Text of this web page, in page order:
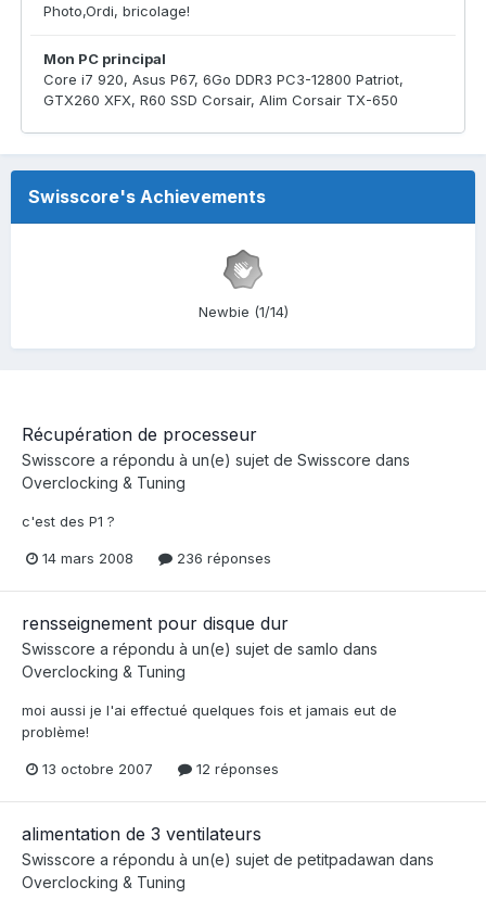
Photo,Ordi, bricolage!
Mon PC principal
Core i7 920, Asus P67, 6Go DDR3 PC3-12800 Patriot,
GTX260 XFX, R60 SSD Corsair, Alim Corsair TX-650
Swisscore's Achievements
Newbie (1/14)
Récupération de processeur
Swisscore a répondu à un(e) sujet de Swisscore dans
Overclocking & Tuning
c'est des P1 ?
14 mars 2008 236 réponses
rensseignement pour disque dur
Swisscore a répondu à un(e) sujet de samlo dans
Overclocking & Tuning
moi aussi je l'ai effectué quelques fois et jamais eut de
problème!
13 octobre 2007 12 réponses
alimentation de 3 ventilateurs
Swisscore a répondu à un(e) sujet de petitpadawan dans
Overclocking & Tuning